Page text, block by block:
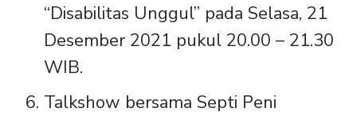
“Disabilitas Unggul” pada Selasa, 21
Desember 2021 pukul 20.00 – 21.30
WIB.
Talkshow bersama Septi Peni